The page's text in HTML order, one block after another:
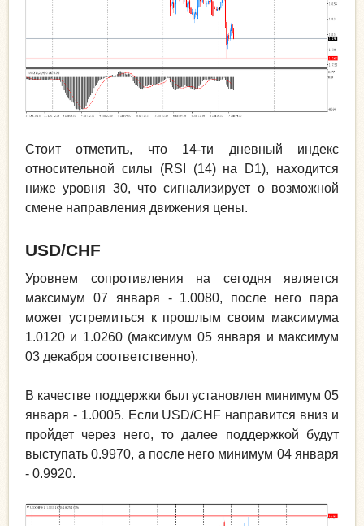
Стоит отметить, что 14-ти дневный индекс
относительной силы (RSI (14) на D1), находится
ниже уровня 30, что сигнализирует о возможной
смене направления движения цены.
USD/CHF
Уровнем сопротивления на сегодня является
максимум 07 января - 1.0080, после него пара
может устремиться к прошлым своим максимума
1.0120 и 1.0260 (максимум 05 января и максимум
03 декабря соответственно).
В качестве поддержки был установлен минимум 05
января - 1.0005. Если USD/CHF направится вниз и
пройдет через него, то далее поддержкой будут
выступать 0.9970, а после него минимум 04 января
- 0.9920.